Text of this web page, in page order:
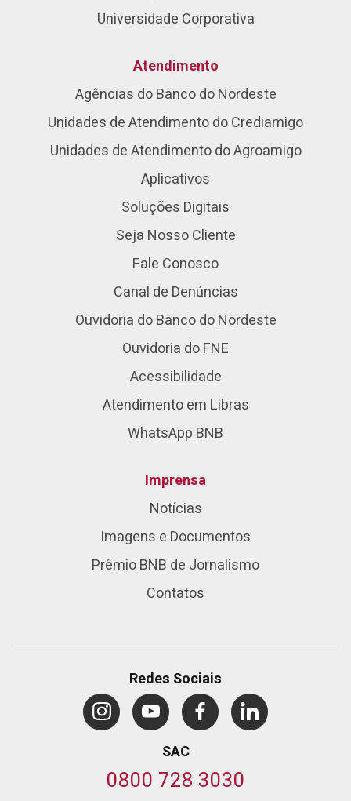
Universidade Corporativa
Atendimento
Agências do Banco do Nordeste
Unidades de Atendimento do Crediamigo
Unidades de Atendimento do Agroamigo
Aplicativos
Soluções Digitais
Seja Nosso Cliente
Fale Conosco
Canal de Denúncias
Ouvidoria do Banco do Nordeste
Ouvidoria do FNE
Acessibilidade
Atendimento em Libras
WhatsApp BNB
Imprensa
Notícias
Imagens e Documentos
Prêmio BNB de Jornalismo
Contatos
Redes Sociais
SAC
0800 728 3030